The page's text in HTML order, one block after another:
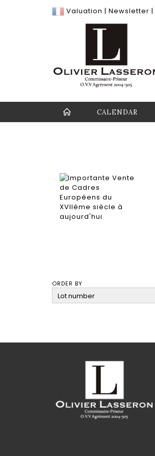
Valuation | Newsletter |
CALENDAR
ORDER BY